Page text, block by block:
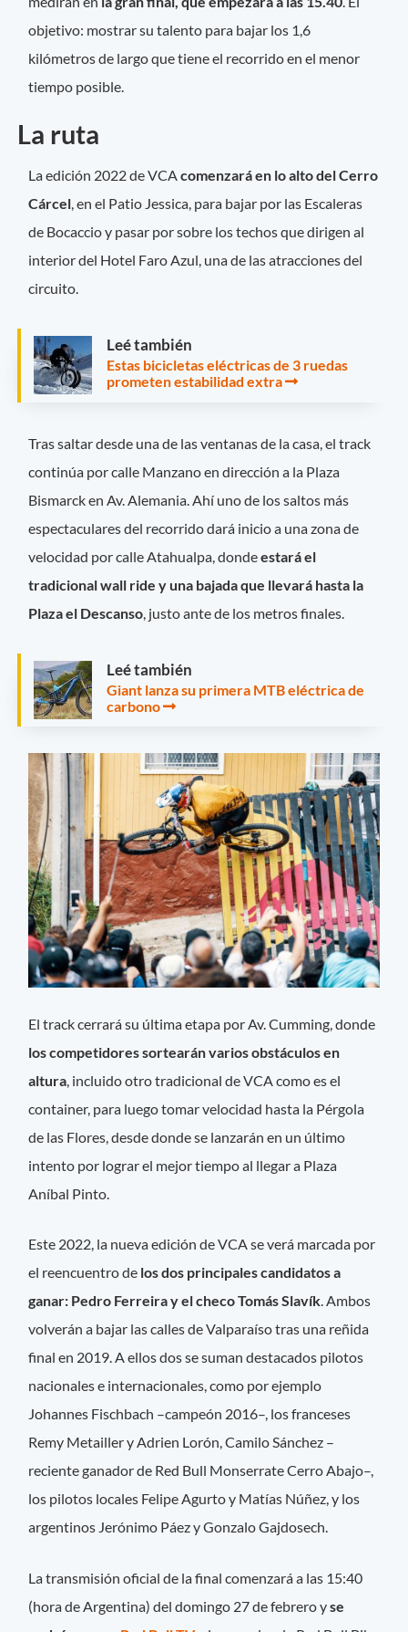
objetivo: mostrar su talento para bajar los 1,6
kilómetros de largo que tiene el recorrido en el menor
tiempo posible.
La ruta
La edición 2022 de VCAcomenzará en lo alto del Cerro
Cárcel, en el Patio Jessica, para bajar por las Escaleras
de Bocaccio y pasar por sobre los techos que dirigen al
interior del Hotel Faro Azul, una de las atracciones del
circuito.
Leé también
Estas bicicletas eléctricas de 3 ruedas
prometen estabilidad extra
Tras saltar desde una de las ventanas de la casa, el track
continúa por calle Manzano en dirección a la Plaza
Bismarck en Av. Alemania. Ahí uno de los saltos más
espectaculares del recorrido dará inicio a una zona de
velocidad por calle Atahualpa, dondeestará el
tradicional wall ride y una bajada que llevará hasta la
Plaza el Descanso , justo ante de los metros finales.
Leé también
Giant lanza su primera MTB eléctrica de
carbono
El track cerrará su última etapa por Av. Cumming, donde
los competidores sortearán varios obstáculos en
altura, incluido otro tradicional de VCA como es el
container, para luego tomar velocidad hasta la Pérgola
de las Flores, desde donde se lanzarán en un último
intento por lograr el mejor tiempo al llegar a Plaza
Aníbal Pinto.
Este 2022, la nueva edición de VCA se verá marcada por
el reencuentro de los dos principales candidatos a
ganar: Pedro Ferreira y el checo Tomás Slavík. Ambos
volverán a bajar las calles de Valparaíso tras una reñida
final en 2019. A ellos dos se suman destacados pilotos
nacionales e internacionales, como por ejemplo
Johannes Fischbach –campeón 2016–, los franceses
Remy Metailler y Adrien Lorón, Camilo Sánchez –
reciente ganador de Red Bull Monserrate Cerro Abajo–,
los pilotos locales Felipe Agurto y Matías Núñez, y los
argentinos Jerónimo Páez y Gonzalo Gajdosech.
La transmisión oficial de la final comenzará a las 15:40
(hora de Argentina) del domingo 27 de febrero yse